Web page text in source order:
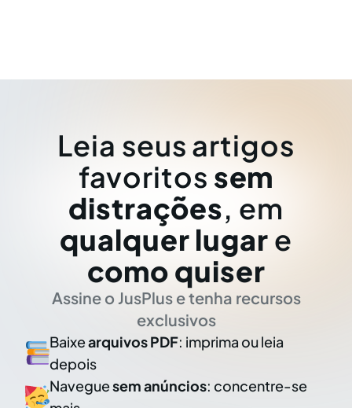
Leia seus artigos
favoritos sem
distrações, em
qualquer lugar e
como quiser
Assine o JusPlus e tenha recursos
exclusivos
Baixearquivos PDF: imprima ou leia
depois
Naveguesem anúncios: concentre-se